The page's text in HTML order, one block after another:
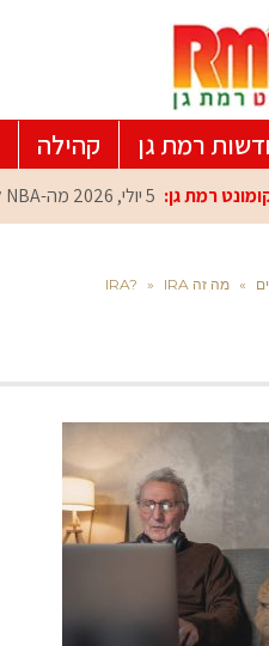
רמת גן קהילה
רמת גן: 5 יולי, 2026 מה-NBA למרכז הפיתוח ברמת גן: עומרי כספי במפגש הוקרה מיוחד
» מה זה IRA? » IRA